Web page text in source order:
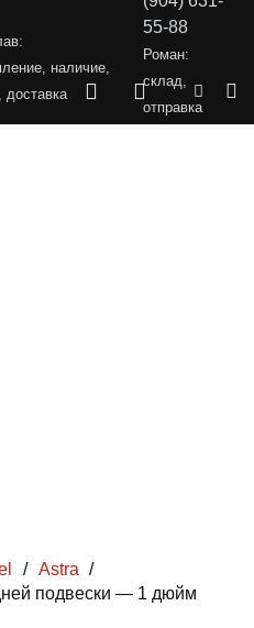
наличие,
доставка
55-88
Роман:
склад,
отправка
/ Astra /
подвески — 1 дюйм